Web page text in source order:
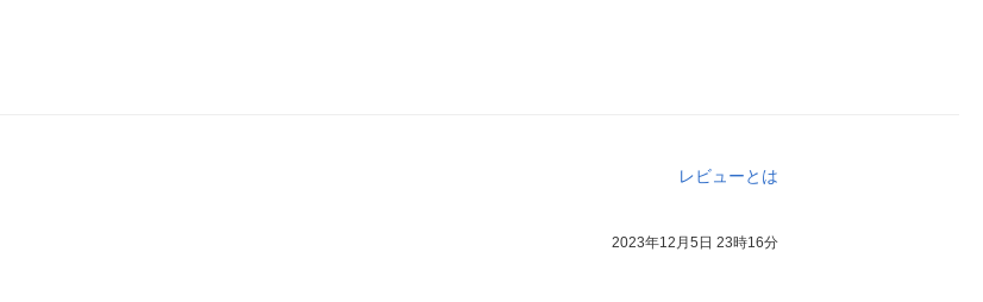
レビューとは
2023年12月5日 23時16分